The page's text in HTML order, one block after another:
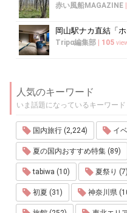
赤い風船MAGAZINE |
Tripα編集部 | 105
人気のキーワード
いま話題になっているキーワード
国内旅行 (2,224) イ
夏の国内おすすめ特集 (89)
tabiwa (10) 夏祭り (7)
初夏 (31) 神奈川県